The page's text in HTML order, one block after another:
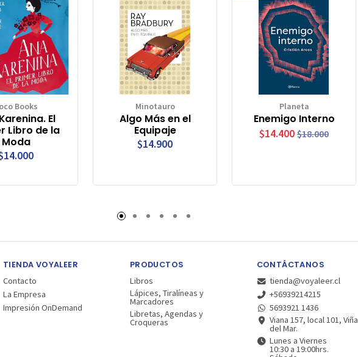
Books
El
Libro de la
Moda
Minotauro
Algo Más en el
Equipaje
$14.900
Planeta
Enemigo Interno
$14.400 $18.000
TIENDA VOYALEER
Contacto
La Empresa
Impresión OnDemand
PRODUCTOS
Libros
Lápices, Tiralíneas y
Marcadores
Libretas, Agendas y
Croqueras
CONTÁCTANOS
tienda@voyaleer.cl
+56939214215
5693921 1436
Viana 157, local 101, Viña
del Mar.
Lunes a Viernes
10:30 a 19:00hrs.